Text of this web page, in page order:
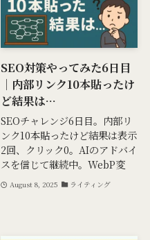
SEO対策やってみた6日目
｜内部リンク10本貼ったけ
ど結果は…
SEOチャレンジ6日目。内部リ
ンク10本貼ったけど結果は表示
2回、クリック0。AIのアドバイ
スを信じて継続中。WebP変
August 8, 2025 ライティング